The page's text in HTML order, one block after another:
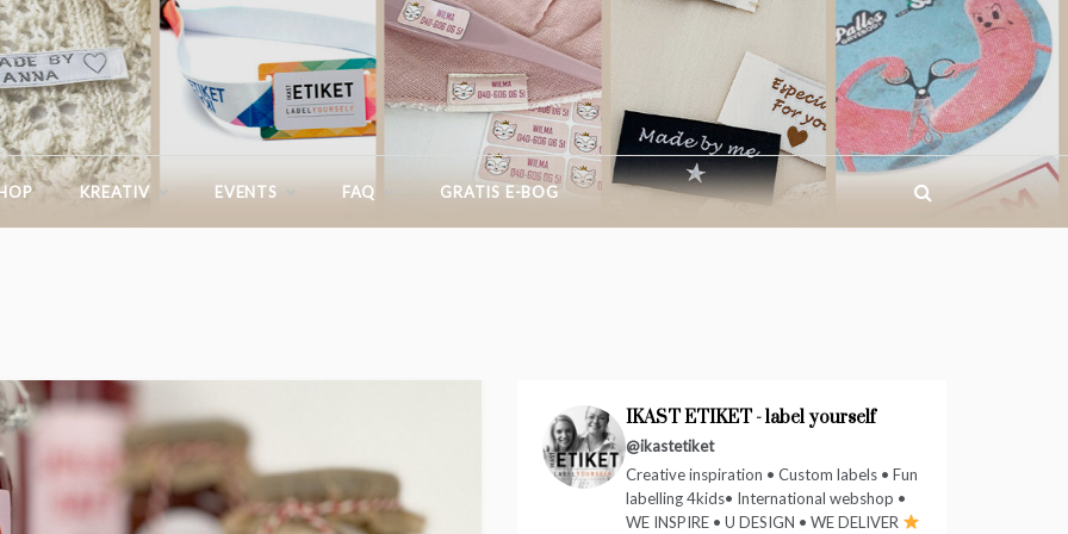
KREATIV EVENTS FAQ GRATIS E-BOG
IKAST ETIKET - label yourself
@ikastetiket
Creative inspiration • Custom labels • Fun
labelling 4kids• International webshop •
WE INSPIRE • U DESIGN • WE DELIVER